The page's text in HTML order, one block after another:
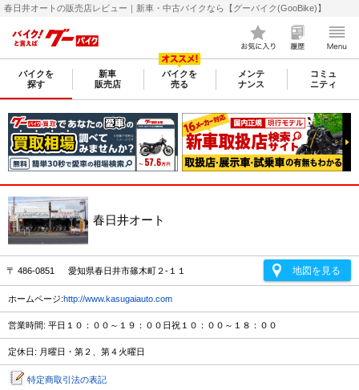
春日井オートの販売店レビュー｜新車・中古バイクなら【グーバイク(GooBike)】
バイクを
探す
新車
販売店
バイクを
売る
メンテ
ナンス
コミュ
ニティ
春日井オート
〒 486-0851 愛知県春日井市篠木町２-１１ 地図を見る
ホームページ:http://www.kasugaiauto.com
営業時間: 平日１０：００～１９：００日祝１０：００～１８：００
定休日: 月曜日・第２、第４火曜日
特定商取引法の表記